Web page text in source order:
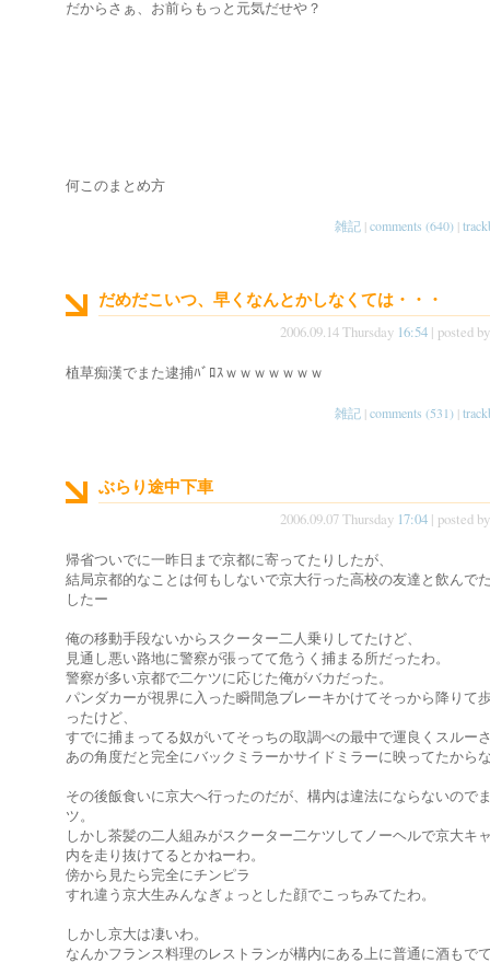
だからさぁ、お前らもっと元気だせや？
何このまとめ方
雑記 |comments (640) |
だめだこいつ、早くなんとかしなくては・・・
2006.09.14 Thursday 16:54 | posted
植草痴漢でまた逮捕ﾊﾞﾛｽｗｗｗｗｗｗｗ
雑記 |comments (531) |
ぶらり途中下車
2006.09.07 Thursday 17:04 | posted
帰省ついでに一昨日まで京都に寄ってたりしたが、
結局京都的なことは何もしないで京大行った高校の友達と飲んで
したー
俺の移動手段ないからスクーター二人乗りしてたけど、
見通し悪い路地に警察が張ってて危うく捕まる所だったわ。
警察が多い京都で二ケツに応じた俺がバカだった。
パンダカーが視界に入った瞬間急ブレーキかけてそっから降りて
ったけど、
すでに捕まってる奴がいてそっちの取調べの最中で運良くスルー
あの角度だと完全にバックミラーかサイドミラーに映ってたから
その後飯食いに京大へ行ったのだが、構内は違法にならないので
ツ。
しかし茶髪の二人組みがスクーター二ケツしてノーヘルで京大キ
内を走り抜けてるとかねーわ。
傍から見たら完全にチンピラ
すれ違う京大生みんなぎょっとした顔でこっちみてたわ。
しかし京大は凄いわ。
なんかフランス料理のレストランが構内にある上に普通に酒もで